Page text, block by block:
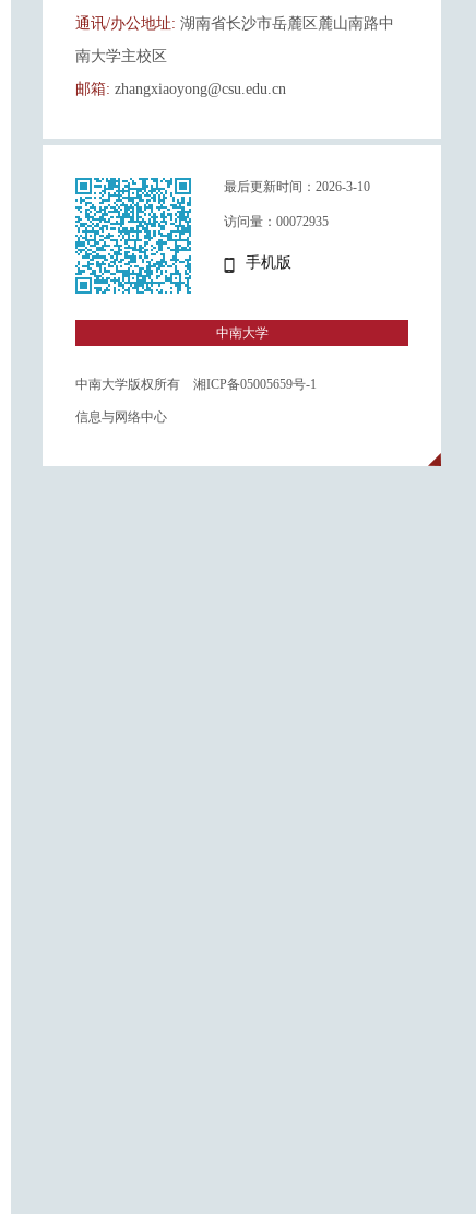
通讯/办公地址: 湖南省长沙市岳麓区麓山南路中
南大学主校区
邮箱: zhangxiaoyong@csu.edu.cn
最后更新时间： 2026-3-10
访问量： 00072935
手机版
中南大学
中南大学版权所有 湘ICP备05005659号-1
信息与网络中心